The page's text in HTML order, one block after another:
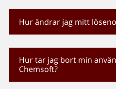
Hur ändrar jag mitt
Hur tar jag bort min
Chemsoft?